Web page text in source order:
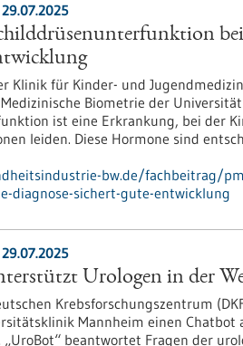
Klinik für Kinder-​ und
Biometrie der
ist eine Erkrankung, bei der
leiden. Diese Hormone sind
bw.de/fachbeitrag/
diagnose-sichert-gute-entwicklung
Urologen in der
Krebsforschungszentrum
Mannheim einen
beantwortet Fragen der